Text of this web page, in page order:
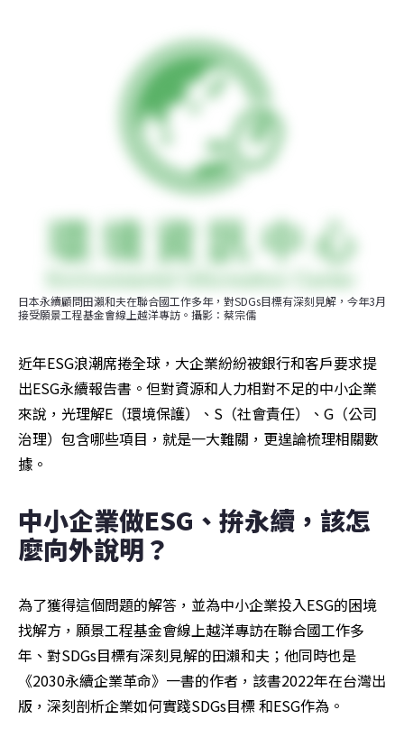
日本永續顧問田瀨和夫在聯合國工作多年，對SDGs目標有深刻見解，今年3月
接受願景工程基金會線上越洋專訪。攝影：蔡宗儒
近年ESG浪潮席捲全球，大企業紛紛被銀行和客戶要求提
出ESG永續報告書。但對資源和人力相對不足的中小企業
來說，光理解E（環境保護）、S（社會責任）、G（公司
治理）包含哪些項目，就是一大難關，更遑論梳理相關數
據。
中小企業做ESG、拚永續，該怎
麼向外說明？
為了獲得這個問題的解答，並為中小企業投入ESG的困境
找解方，願景工程基金會線上越洋專訪在聯合國工作多
年、對SDGs目標有深刻見解的田瀨和夫；他同時也是
《2030永續企業革命》一書的作者，該書2022年在台灣出
版，深刻剖析企業如何實踐SDGs目標 和ESG作為。